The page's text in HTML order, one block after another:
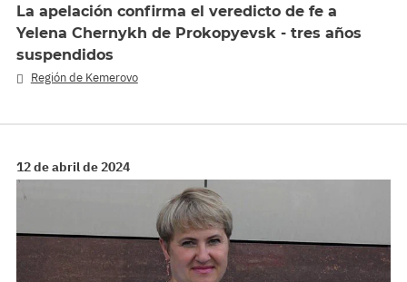
La apelación confirma el veredicto de fe a
Yelena Chernykh de Prokopyevsk - tres años
suspendidos
Región de Kemerovo
12 de abril de 2024